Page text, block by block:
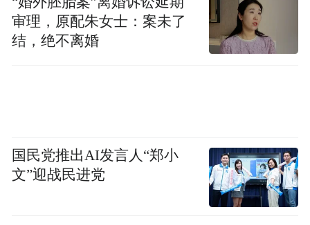
审理，原配朱女士：案未了
结，绝不离婚
国民党推出AI发言人“郑小
文”迎战民进党